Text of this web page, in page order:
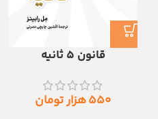
قانون ۵ ثانیه
۵۵۰هزار تومان